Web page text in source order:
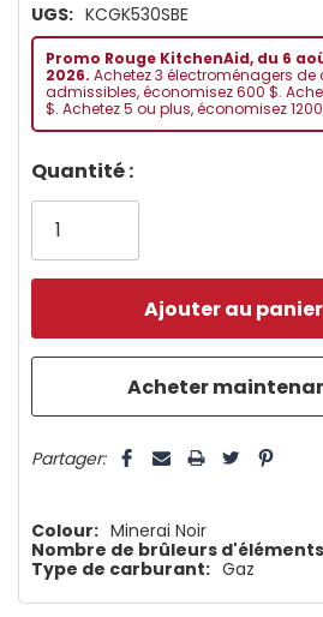
UGS: KCGK530SBE
Promo Rouge KitchenAid, du 6
2026. Achetez 3 électroménagers de
admissibles, économisez 600 $.
$. Achetez 5 ou plus, économisez
Dépêchez-
vous!
plus
Quantité :
Partager:
Colour: Minerai Noir
Nombre de brûleurs
Type de carburant: Gaz